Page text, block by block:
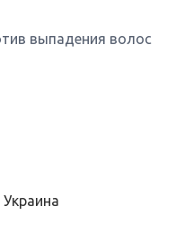
выпадения волос